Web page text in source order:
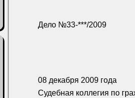
Дело №33-***/2009
08 декабря 2009 года
Судебная коллегия по